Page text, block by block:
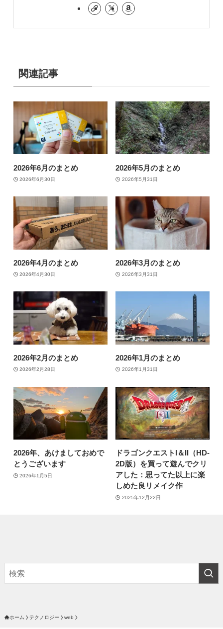
関連記事
2026年6月のまとめ
2026年6月30日
2026年5月のまとめ
2026年5月31日
2026年4月のまとめ
2026年4月30日
2026年3月のまとめ
2026年3月31日
2026年2月のまとめ
2026年2月28日
2026年1月のまとめ
2026年1月31日
2026年、あけましておめで
とうございます
2026年1月5日
ドラゴンクエストI＆II（HD-
2D版）を買って遊んでクリ
アした：思ってた以上に楽
しめた良リメイク作
2025年12月22日
ホーム テクノロジー web